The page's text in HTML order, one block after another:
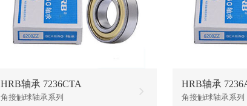
HRB轴承 7236CTA
角接触球轴承系列
HRB轴承
角接触球轴承系列